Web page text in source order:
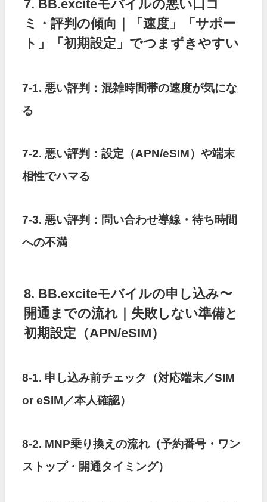
7. BB.exciteモバイルの悪い口コ
ミ・評判の傾向｜「速度」「サポー
ト」「初期設定」でつまずきやすい
7-1. 悪い評判：混雑時間帯の速度が気にな
る
7-2. 悪い評判：設定（APN/eSIM）や端末
相性でハマる
7-3. 悪い評判：問い合わせ導線・待ち時間
への不満
8. BB.exciteモバイルの申し込み〜
開通までの流れ｜失敗しない準備と
初期設定（APN/eSIM）
8-1. 申し込み前チェック（対応端末／SIM
or eSIM／本人確認）
8-2. MNP乗り換えの流れ（予約番号・ワン
ストップ・開通タイミング）